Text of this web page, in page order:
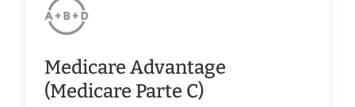
Medicare Advantage
(Medicare Parte C)